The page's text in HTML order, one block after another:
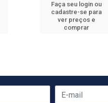
Faça seu login ou
cadastre-se para
ver preços e
comprar